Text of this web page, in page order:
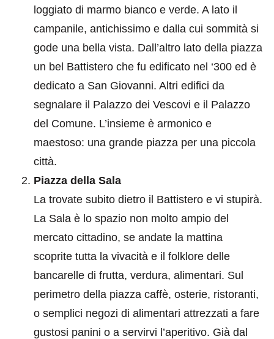
loggiato di marmo bianco e verde. A lato il
campanile, antichissimo e dalla cui sommità si
gode una bella vista. Dall’altro lato della piazza
un bel Battistero che fu edificato nel ‘300 ed è
dedicato a San Giovanni. Altri edifici da
segnalare il Palazzo dei Vescovi e il Palazzo
del Comune. L’insieme è armonico e
maestoso: una grande piazza per una piccola
città.
Piazza della Sala
La trovate subito dietro il Battistero e vi stupirà.
La Sala è lo spazio non molto ampio del
mercato cittadino, se andate la mattina
scoprite tutta la vivacità e il folklore delle
bancarelle di frutta, verdura, alimentari. Sul
perimetro della piazza caffè, osterie, ristoranti,
o semplici negozi di alimentari attrezzati a fare
gustosi panini o a servirvi l’aperitivo. Già dal